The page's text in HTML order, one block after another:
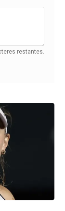
restantes.